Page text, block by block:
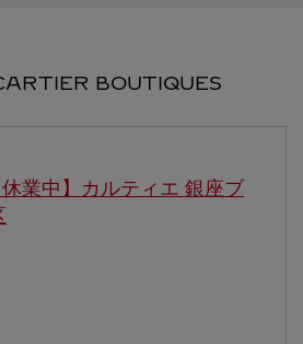
BOUTIQUES
業中】カルティエ 銀座ブ